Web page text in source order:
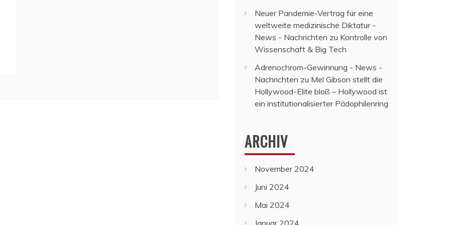
Neuer Pandemie-Vertrag für eine
weltweite medizinische Diktatur -
News - Nachrichten zu Kontrolle von
Wissenschaft & Big Tech
Adrenochrom-Gewinnung - News -
Nachrichten zu Mel Gibson stellt die
Hollywood-Elite bloß – Hollywood ist
ein institutionalisierter Pädophilenring
ARCHIV
November 2024
Juni 2024
Mai 2024
Januar 2024